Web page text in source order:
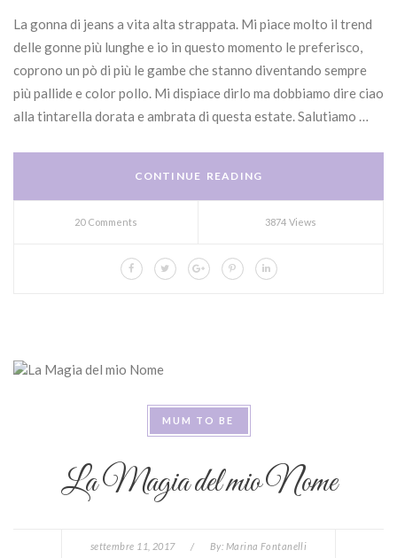
La gonna di jeans a vita alta strappata. Mi piace molto il trend
delle gonne più lunghe e io in questo momento le preferisco,
coprono un pò di più le gambe che stanno diventando sempre
più pallide e color pollo. Mi dispiace dirlo ma dobbiamo dire ciao
alla tintarella dorata e ambrata di questa estate. Salutiamo …
CONTINUE READING
20 Comments 3874 Views
MUM TO BE
La Magia del mio Nome
settembre 11, 2017 / By: Marina Fontanelli